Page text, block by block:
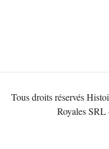
Tous droits réservés
Royales